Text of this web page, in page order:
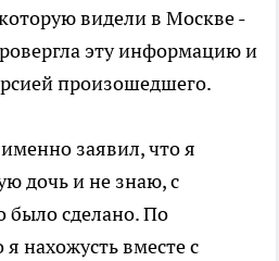
видели в Москве -
эту информацию и
произошедшего.
заявил, что я
дочь и не знаю, с
было сделано. По
я нахожусть вместе с